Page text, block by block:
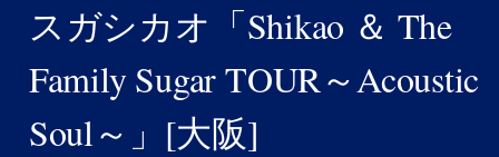
スガシカオ「Shikao ＆ The
Family Sugar TOUR～Acoustic
Soul～」[大阪]